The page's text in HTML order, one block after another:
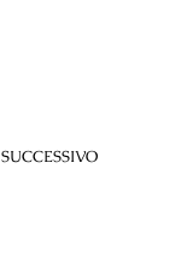
SUCCESSIVO